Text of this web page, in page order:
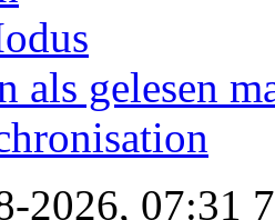
als gelesen
2026, 07:31 7